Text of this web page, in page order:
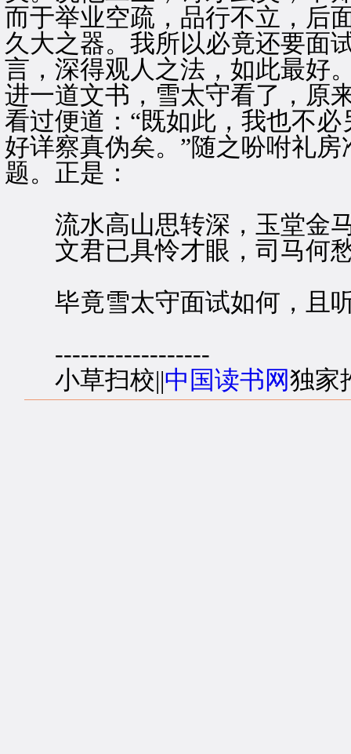
而于举业空疏，品行不立，后
久大之器。我所以必竟还要面
言，深得观人之法，如此最好
进一道文书，雪太守看了，原
看过便道：“既如此，我也不
好详察真伪矣。”随之吩咐礼
题。正是：
流水高山思转深，玉堂金
文君已具怜才眼，司马何
毕竟雪太守面试如何，且
------------------
小草扫校||中国读书网 独家